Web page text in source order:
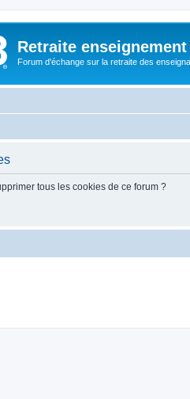
Retraite
Forum d'échange sur la retraite des
tous les cookies de ce forum ?